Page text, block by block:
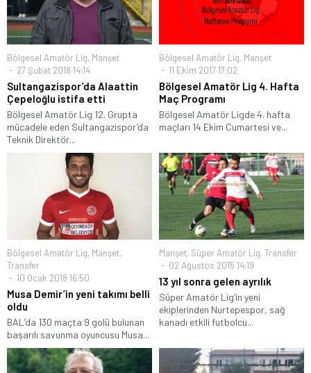
Bölgesel Amatör Lig, Manşet
27 Şubat 2018 14:14
Sultangazispor’da Alaattin
Çepeloğlu istifa etti
Bölgesel Amatör Lig 12. Grupta
mücadele eden Sultangazispor’da
Teknik Direktör...
Bölgesel Amatör Lig, Manşet
11 Ekim 2017 17:02
Bölgesel Amatör Lig 4. Hafta
Maç Programı
Bölgesel Amatör Ligde 4. hafta
maçları 14 Ekim Cumartesi ve...
Bölgesel Amatör Lig, Manşet,
Transfer
10 Ocak 2018 16:50
Musa Demir’in yeni takımı belli
oldu
BAL’da 130 maçta 9 golü bulunan
başarılı savunma oyuncusu Musa...
Manşet, Süper Amatör Lig, Transfer
02 Ağustos 2015 14:19
13 yıl sonra gelen ayrılık
Süper Amatör Lig’in yeni
ekiplerinden Nurtepespor, sağ
kanadı etkili futbolcu...